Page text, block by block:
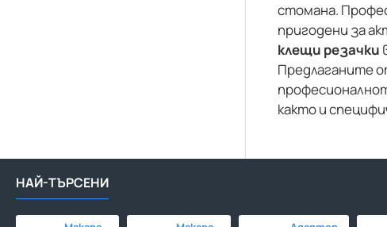
стомана.
пригодени за
клещи резачки
Предлаганите
както и
НАЙ-ТЪРСЕНИ